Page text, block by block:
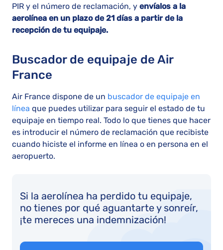
PIR y el número de reclamación, y envíalos a la
aerolínea en un plazo de 21 días a partir de la
recepción de tu equipaje.
Buscador de equipaje de Air
France
Air France dispone de un buscador de equipaje en
línea que puedes utilizar para seguir el estado de tu
equipaje en tiempo real. Todo lo que tienes que hacer
es introducir el número de reclamación que recibiste
cuando hiciste el informe en línea o en persona en el
aeropuerto.
Si la aerolínea ha perdido tu equipaje,
no tienes por qué aguantarte y sonreír,
¡te mereces una indemnización!